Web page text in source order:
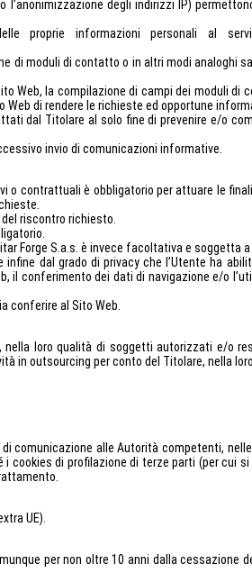
degli indirizzi IP)
proprie informazioni personali al
moduli di contatto o in altri modi analoghi
Web, la compilazione di campi dei moduli
di rendere le richieste ed opportune
dal Titolare al solo fine di prevenire e/o
invio di comunicazioni informative.
o contrattuali è obbligatorio per attuare le
riscontro richiesto.
Forge S.a.s. è invece facoltativa e soggetta
dal grado di privacy che l’Utente ha
il conferimento dei dati di navigazione e/o
conferire al Sito Web.
loro qualità di soggetti autorizzati e/o
outsourcing per conto del Titolare, nella
comunicazione alle Autorità competenti,
di profilazione di terze parti (per cui
UE).
per non oltre 10 anni dalla